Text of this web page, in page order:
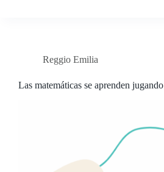
Reggio Emilia
Las matemáticas se aprenden jugando